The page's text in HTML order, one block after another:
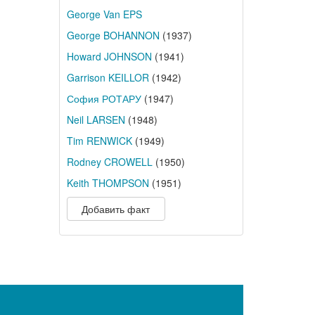
George Van EPS
George BOHANNON (1937)
Howard JOHNSON (1941)
Garrison KEILLOR(1942)
София РОТАРУ(1947)
Neil LARSEN (1948)
Tim RENWICK(1949)
Rodney CROWELL(1950)
Keith THOMPSON (1951)
Добавить факт